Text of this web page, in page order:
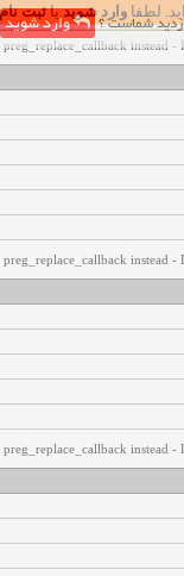
لطفا وارد شویدیاثبت
instead
instead
instead
شماست ؟ وارد شوید